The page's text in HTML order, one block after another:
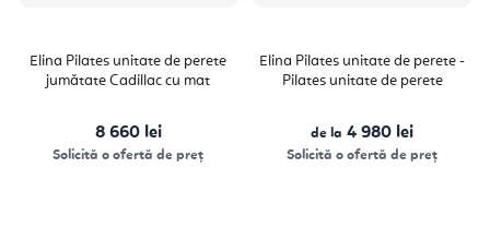
Elina Pilates unitate de perete
jumătate Cadillac cu mat
8 660 lei
Solicită o ofertă de preț
Elina Pilates unitate de perete -
Pilates unitate de perete
de la 4 980 lei
Solicită o ofertă de preț